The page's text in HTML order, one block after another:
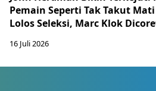
Pemain Seperti Tak Takut
Lolos Seleksi, Marc Klok
16 Juli 2026